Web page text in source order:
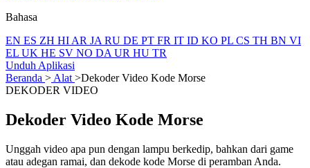
Bahasa
EN ES ZH HI AR JA RU DE PT FR IT ID KO PL CS TH BN VI
EL UK HE SV NO DA UR HU TR
Unduh Aplikasi
Beranda > Alat >Dekoder Video Kode Morse
DEKODER VIDEO
Dekoder Video Kode Morse
Unggah video apa pun dengan lampu berkedip, bahkan dari game
atau adegan ramai, dan dekode kode Morse di peramban Anda.